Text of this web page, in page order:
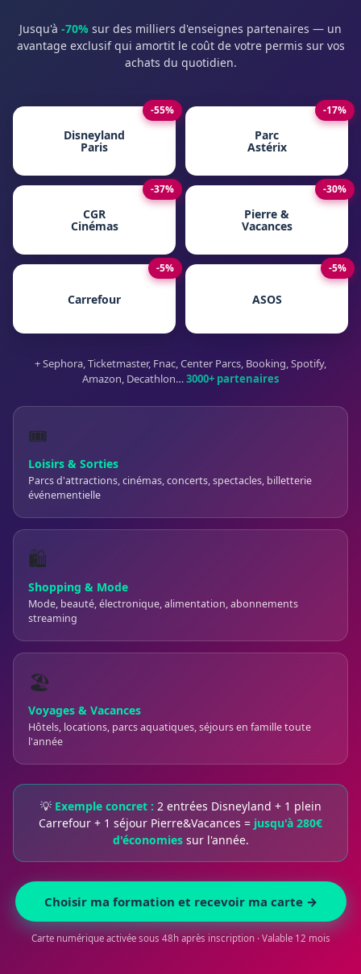
Jusqu'à -70% sur des milliers d'enseignes partenaires — un
avantage exclusif qui amortit le coût de votre permis sur vos
achats du quotidien.
-55%
Disneyland
Paris
-17%
Parc
Astérix
-37%
CGR
Cinémas
-30%
Pierre &
Vacances
-5%
Carrefour
-5%
ASOS
+ Sephora, Ticketmaster, Fnac, Center Parcs, Booking, Spotify,
Amazon, Decathlon…3000+ partenaires
🎟️
Loisirs & Sorties
Parcs d'attractions, cinémas, concerts, spectacles, billetterie
événementielle
🛍️
Shopping & Mode
Mode, beauté, électronique, alimentation, abonnements
streaming
🏖️
Voyages & Vacances
Hôtels, locations, parcs aquatiques, séjours en famille toute
l'année
💡 Exemple concret : 2 entrées Disneyland + 1 plein
Carrefour + 1 séjour Pierre&Vacances = jusqu'à 280€
d'économiessur l'année.
Choisir ma formation et recevoir ma carte →
Carte numérique activée sous 48h après inscription · Valable 12 mois